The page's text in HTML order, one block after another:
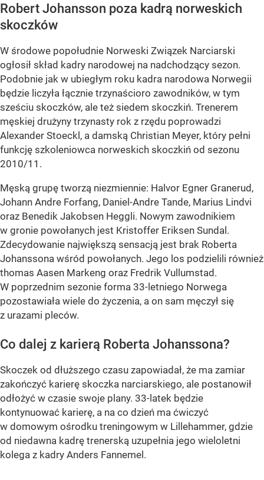
Robert Johansson poza kadrą norweskich
skoczków
W środowe popołudnie Norweski Związek Narciarski
ogłosił skład kadry narodowej na nadchodzący sezon.
Podobnie jak w ubiegłym roku kadra narodowa Norwegii
będzie liczyła łącznie trzynaścioro zawodników, w tym
sześciu skoczków, ale też siedem skoczkiń. Trenerem
męskiej drużyny trzynasty rok z rzędu poprowadzi
Alexander Stoeckl, a damską Christian Meyer, który pełni
funkcję szkoleniowca norweskich skoczkiń od sezonu
2010/11.
Męską grupę tworzą niezmiennie: Halvor Egner Granerud,
Johann Andre Forfang, Daniel-Andre Tande, Marius Lindvi
oraz Benedik Jakobsen Heggli. Nowym zawodnikiem
w gronie powołanych jest Kristoffer Eriksen Sundal.
Zdecydowanie największą sensacją jest brak Roberta
Johanssona wśród powołanych. Jego los podzielili również
thomas Aasen Markeng oraz Fredrik Vullumstad.
W poprzednim sezonie forma 33-letniego Norwega
pozostawiała wiele do życzenia, a on sam męczył się
z urazami pleców.
Co dalej z karierą Roberta Johanssona?
Skoczek od dłuższego czasu zapowiadał, że ma zamiar
zakończyć karierę skoczka narciarskiego, ale postanowił
odłożyć w czasie swoje plany. 33-latek będzie
kontynuować karierę, a na co dzień ma ćwiczyć
w domowym ośrodku treningowym w Lillehammer, gdzie
od niedawna kadrę trenerską uzupełnia jego wieloletni
kolega z kadry Anders Fannemel.